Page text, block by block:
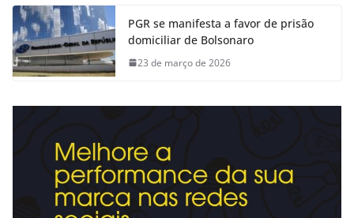
PGR se manifesta a favor de prisão
domiciliar de Bolsonaro
23 de março de 2026